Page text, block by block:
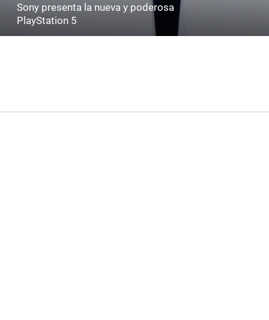
Sony presenta la nueva y poderosa
PlayStation 5